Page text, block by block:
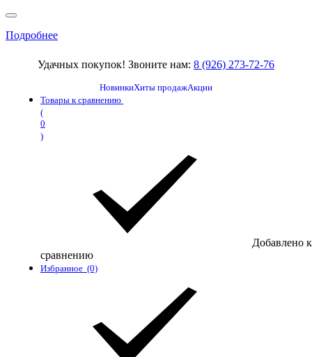
Подробнее
Удачных покупок! Звоните нам: 8 (926) 273-72-76
НовинкиХиты продажАкции
Товары к сравнению
(
0
)
Добавлено к
сравнению
Избранное (0)